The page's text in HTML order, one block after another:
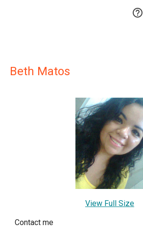

Beth Matos
View Full Size
Contact me